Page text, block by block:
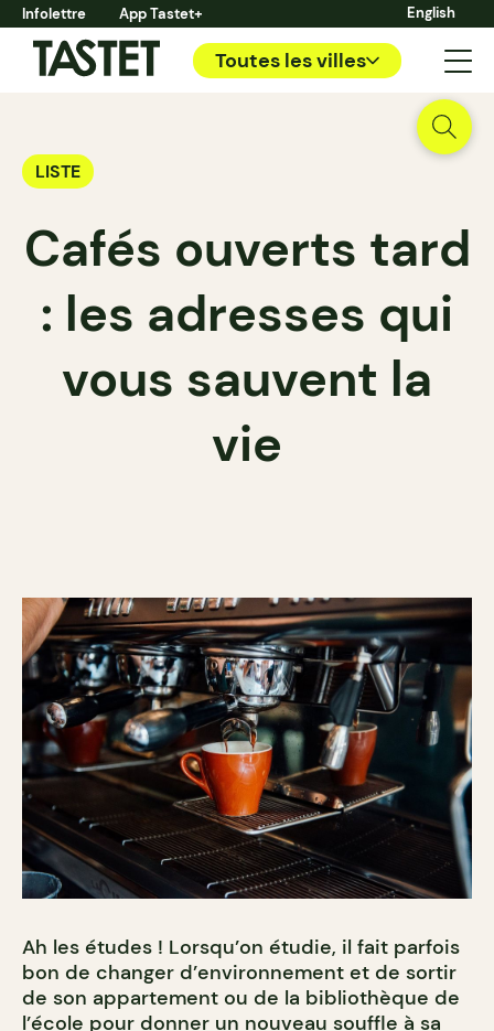
Infolettre App Tastet+ English
Toutes les villes
LISTE
Cafés ouverts tard
: les adresses qui
vous sauvent la
vie
Ah les études ! Lorsqu’on étudie, il fait parfois
bon de changer d’environnement et de sortir
de son appartement ou de la bibliothèque de
l’école pour donner un nouveau souffle à sa